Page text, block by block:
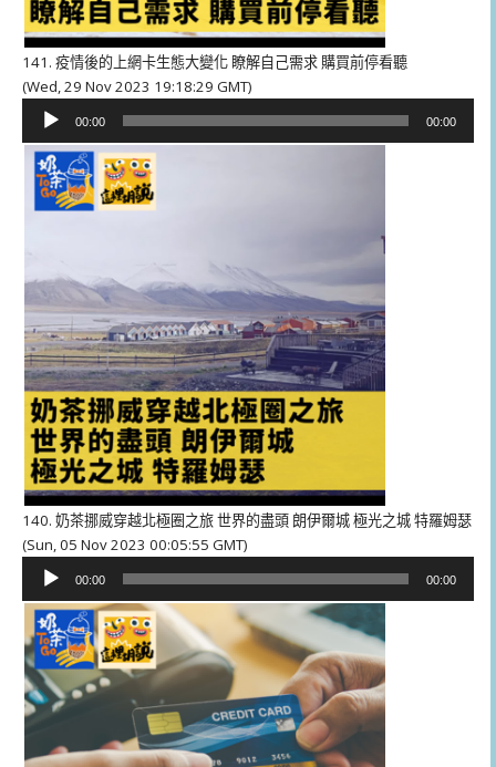
141. 疫情後的上網卡生態大變化 瞭解自己需求 購買前停看聽
(Wed, 29 Nov 2023 19:18:29 GMT)
播
器
00:00 00:00
140. 奶茶挪威穿越北極圈之旅 世界的盡頭 朗伊爾城 極光之城 特羅姆瑟
(Sun, 05 Nov 2023 00:05:55 GMT)
播
放
器
00:00 00:00